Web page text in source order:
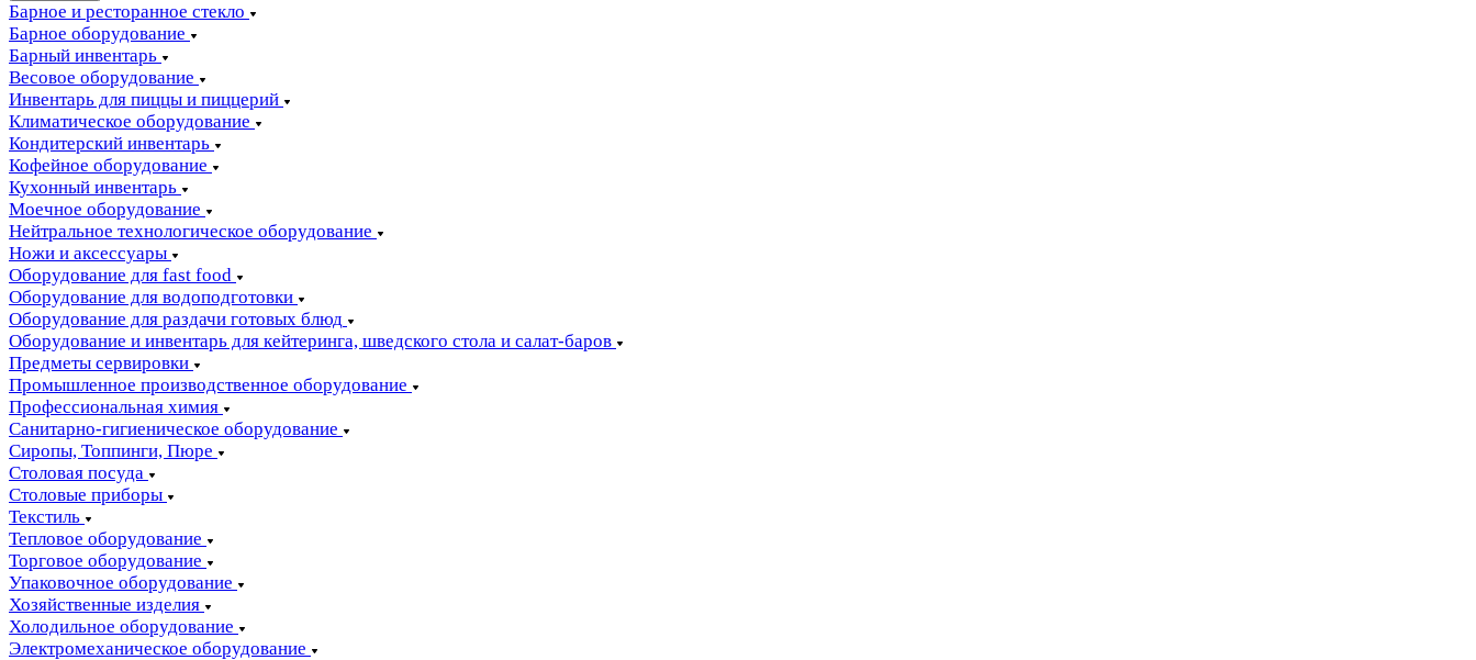
Барное и ресторанное стекло
Барное оборудование
Барный инвентарь
Весовое оборудование
Инвентарь для пиццы и пиццерий
Климатическое оборудование
Кондитерский инвентарь
Кофейное оборудование
Кухонный инвентарь
Моечное оборудование
Нейтральное технологическое оборудование
Ножи и аксессуары
Оборудование для fast food
Оборудование для водоподготовки
Оборудование для раздачи готовых блюд
Оборудование и инвентарь для кейтеринга, шведского стола и салат-баров
Предметы сервировки
Промышленное производственное оборудование
Профессиональная химия
Санитарно-гигиеническое оборудование
Сиропы, Топпинги, Пюре
Столовая посуда
Столовые приборы
Текстиль
Тепловое оборудование
Торговое оборудование
Упаковочное оборудование
Хозяйственные изделия
Холодильное оборудование
Электромеханическое оборудование